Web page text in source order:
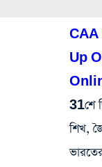
Up
31শে
শিখ,